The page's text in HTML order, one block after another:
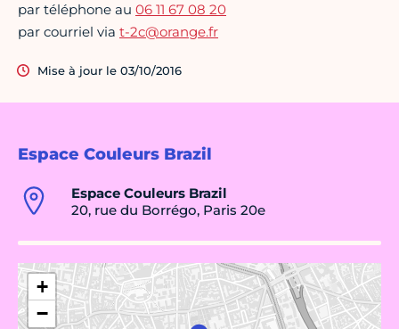
Espace Couleurs Brazil
Espace Couleurs Brazil
20, rue du Borrégo, Paris 20e
+
−
par téléphone au 06 11 67 08 20
par courriel via t-2c@orange.fr
Mise à jour le 03/10/2016